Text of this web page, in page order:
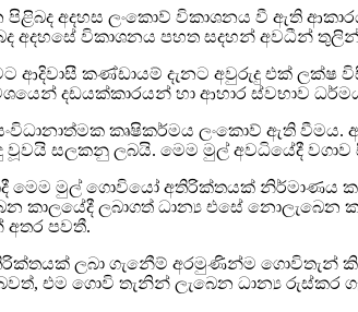
අදහස ලංකාෙව් විකාශනය වී ඇති
අදහසේ විකාශනය පහත සදහන් අවධීන්
ආදිවාසී කණ්ඩායම් දැනට අවුරුදු එක් ලක්ෂ
දඩයක්කාරයන් හා ආහාර ස්වභාව
කෘෂිකර්මය ලංකාෙව් ඇති
සලකනු ලබයි. මෙම මුල් අවධියේදී වගාව
මෙම මුල් ගොවියෝ අතිරික්තයක් නිර්මාණය
කාලයේදී ලබාගත් ධාන්‍ය එසේ
අතර පවතී.
ලබා ගැනීෙම් අරමුණින්ම ගොවිතැන්
එම ගොවි තැනින් ලැබෙන ධාන්‍ය